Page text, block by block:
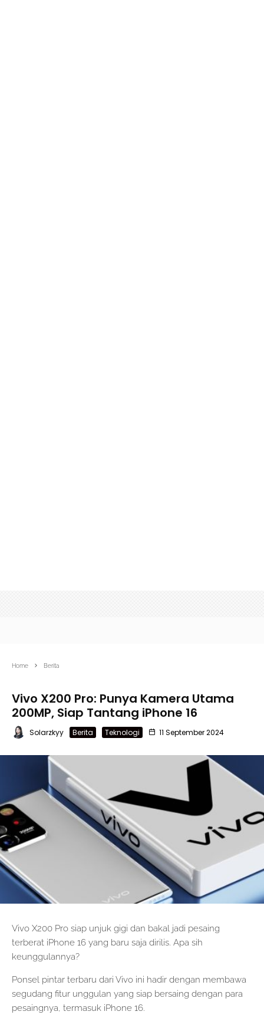
Home Berita
Vivo X200 Pro: Punya Kamera Utama
200MP, Siap Tantang iPhone 16
Solarzkyy Berita Teknologi 11 September 2024
Vivo X200 Pro siap unjuk gigi dan bakal jadi pesaing
terberat iPhone 16 yang baru saja dirilis. Apa sih
keunggulannya?
Ponsel pintar terbaru dari Vivo ini hadir dengan membawa
segudang fitur unggulan yang siap bersaing dengan para
pesaingnya, termasuk iPhone 16.